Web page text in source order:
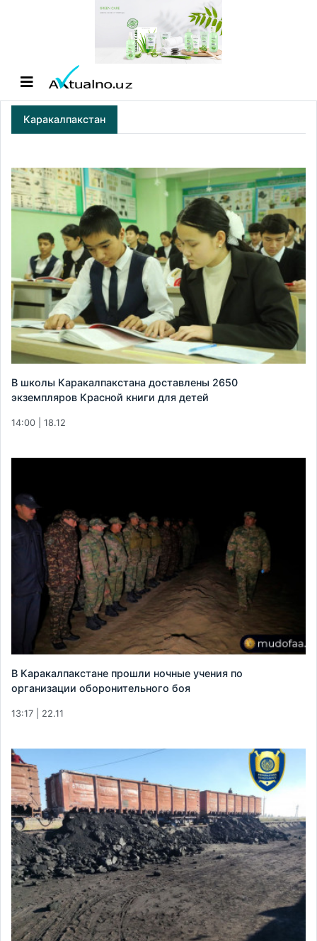
Каракалпакстан
В школы Каракалпакстана доставлены 2650
экземпляров Красной книги для детей
14:00 | 18.12
В Каракалпакстане прошли ночные учения по
организации оборонительного боя
13:17 | 22.11